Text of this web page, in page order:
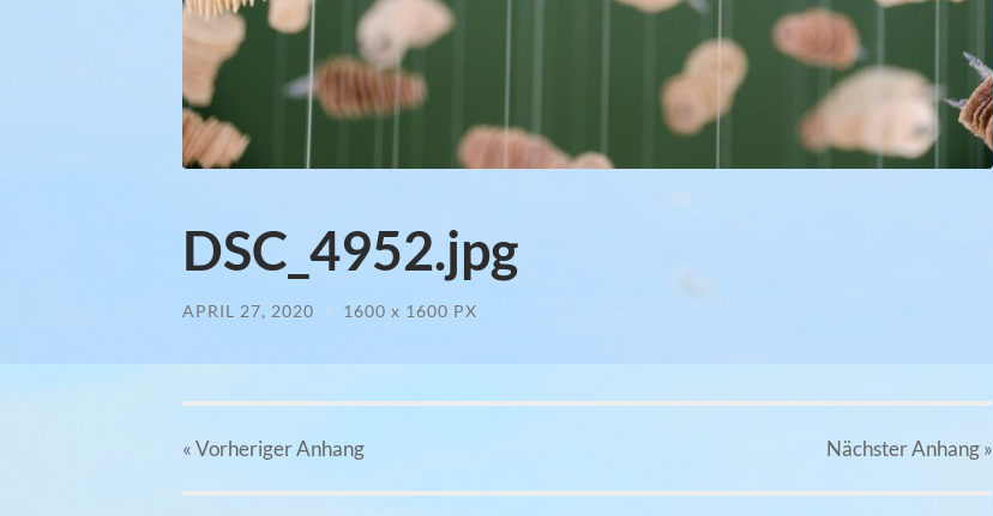
DSC_4952.jpg
APRIL 27, 2020 / 1600 x 1600 PX
« VorherigerAnhang NächsterAnhang»